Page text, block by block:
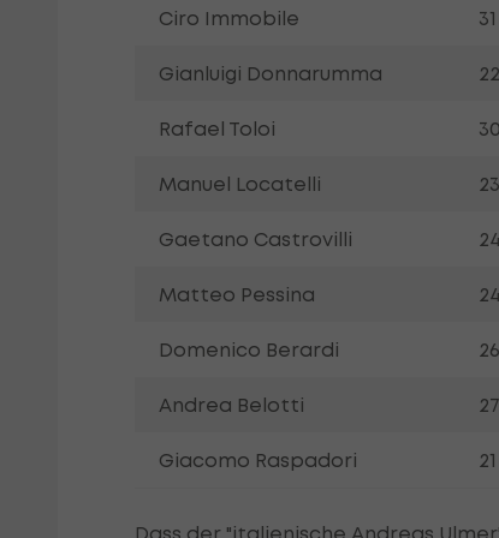
Ciro Immobile 31
Gianluigi Donnarumma 22
Rafael Toloi 30
Manuel Locatelli 23
Gaetano Castrovilli 24
Matteo Pessina 24
Domenico Berardi 26
Andrea Belotti 27
Giacomo Raspadori 21